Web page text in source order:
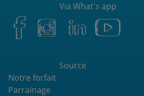
Via What's app
Source
Notre forfait
Parrainage